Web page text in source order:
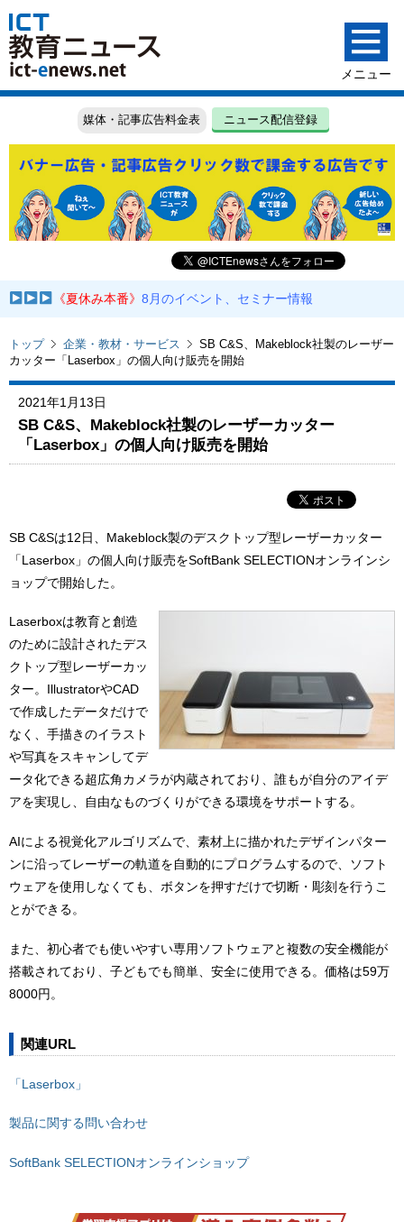
媒体・記事広告料金表 ニュース配信登録
《夏休み本番》8月のイベント、セミナー情報
トップ 企業・教材・サービス
SB C&S、Makeblock社製のレーザー
カッター「Laserbox」の個人向け販売を開始
2021年1月13日
SB C&S、Makeblock社製のレーザーカッター
「Laserbox」の個人向け販売を開始
SB C&Sは12日、Makeblock製のデスクトップ型レーザーカッター
「Laserbox」の個人向け販売をSoftBank SELECTIONオンラインシ
ョップで開始した。
Laserboxは教育と創造
のために設計されたデス
クトップ型レーザーカッ
ター。IllustratorやCAD
で作成したデータだけで
なく、手描きのイラスト
や写真をスキャンしてデ
ータ化できる超広角カメラが内蔵されており、誰もが自分のアイデ
アを実現し、自由なものづくりができる環境をサポートする。
AIによる視覚化アルゴリズムで、素材上に描かれたデザインパター
ンに沿ってレーザーの軌道を自動的にプログラムするので、ソフト
ウェアを使用しなくても、ボタンを押すだけで切断・彫刻を行うこ
とができる。
また、初心者でも使いやすい専用ソフトウェアと複数の安全機能が
搭載されており、子どもでも簡単、安全に使用できる。価格は59万
8000円。
関連URL
「Laserbox」
製品に関する問い合わせ
SoftBank SELECTIONオンラインショップ